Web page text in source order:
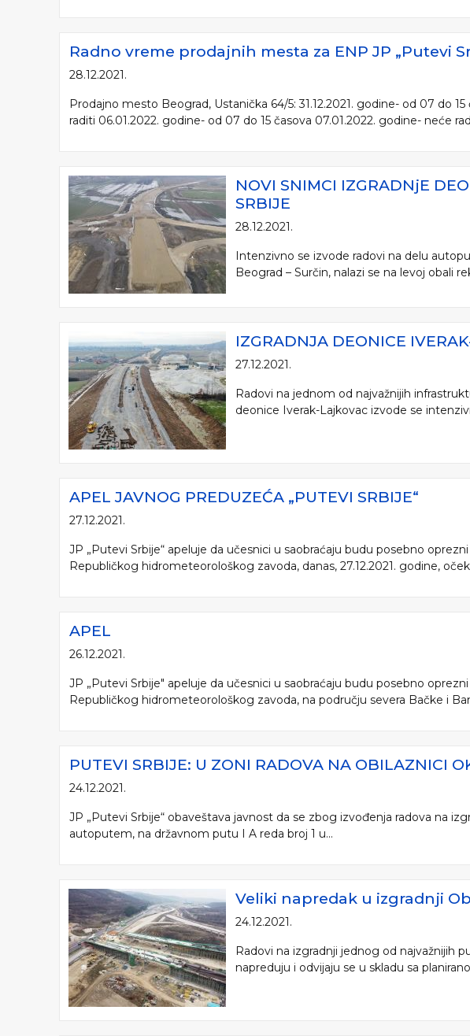
Radno vreme prodajnih mesta za ENP JP „Putevi
28.12.2021.
Prodajno mesto Beograd, Ustanička 64/5: 31.12.2021. godine- od 07 do
raditi 06.01.2022. godine- od 07 do 15 časova 07.01.2022. godine- neće
NOVI SNIMCI IZGRADNjE
SRBIJE
28.12.2021.
Intenzivno se izvode radovi na delu
Beograd – Surčin, nalazi se na levoj obali
IZGRADNJA DEONICE
27.12.2021.
Radovi na jednom od najvažnijih
deonice Iverak-Lajkovac izvode se
APEL JAVNOG PREDUZEĆA „PUTEVI SRBIJE“
27.12.2021.
JP „Putevi Srbije“ apeluje da učesnici u saobraćaju budu posebno
Republičkog hidrometeorološkog zavoda, danas, 27.12.2021. godine,
APEL
26.12.2021.
JP „Putevi Srbije" apeluje da učesnici u saobraćaju budu posebno
Republičkog hidrometeorološkog zavoda, na području severa Bačke i
PUTEVI SRBIJE: U ZONI RADOVA NA OBILAZNICI
24.12.2021.
JP „Putevi Srbije“ obaveštava javnost da se zbog izvođenja radova na
autoputem, na državnom putu I A reda broj 1 u...
Veliki napredak u izgradnji
24.12.2021.
Radovi na izgradnji jednog od najvažnijih
napreduju i odvijaju se u skladu sa